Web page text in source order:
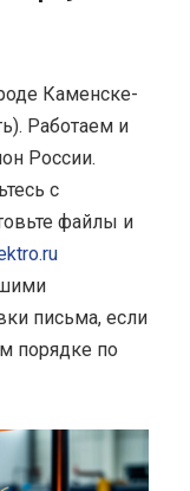
Каменске-
Работаем и
России.
с
файлы и
письма, если
порядке по